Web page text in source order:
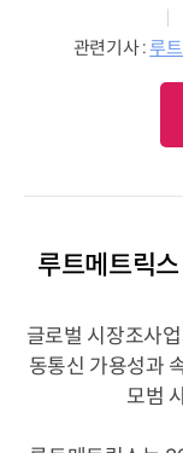
관련기사 :루
루트메트릭
글로벌 시장조사
동통신 가용성과
모범